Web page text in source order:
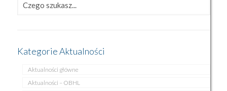
Kategorie Aktualności
Aktualności główne
Aktualności – OBHL